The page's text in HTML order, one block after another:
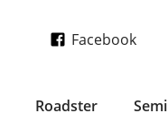
Facebook
Roadster Semi